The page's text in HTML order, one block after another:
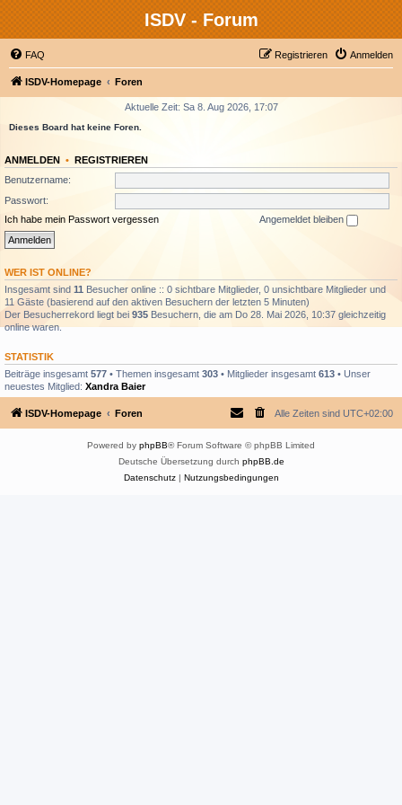
ISDV - Forum
FAQ Anmelden
Registrieren
ISDV-Homepage Foren
Aktuelle Zeit: Sa 8. Aug 2026, 17:07
Dieses Board hat keine Foren.
ANMELDEN • REGISTRIEREN
Benutzername:
Passwort:
Ich habe mein Passwort vergessen
Angemeldet bleiben
WER IST ONLINE?
Insgesamt sind 11 Besucher online :: 0 sichtbare Mitglieder, 0 unsichtbare Mitglieder und
11 Gäste (basierend auf den aktiven Besuchern der letzten 5 Minuten)
Der Besucherrekord liegt bei 935 Besuchern, die am Do 28. Mai 2026, 10:37 gleichzeitig
online waren.
STATISTIK
Beiträge insgesamt 577 • Themen insgesamt 303 • Mitglieder insgesamt 613 • Unser
neuestes Mitglied: Xandra Baier
ISDV-Homepage Foren Alle Zeiten sind UTC+02:00
Powered by phpBB® Forum Software © phpBB Limited
Deutsche Übersetzung durch phpBB.de
Datenschutz| Nutzungsbedingungen